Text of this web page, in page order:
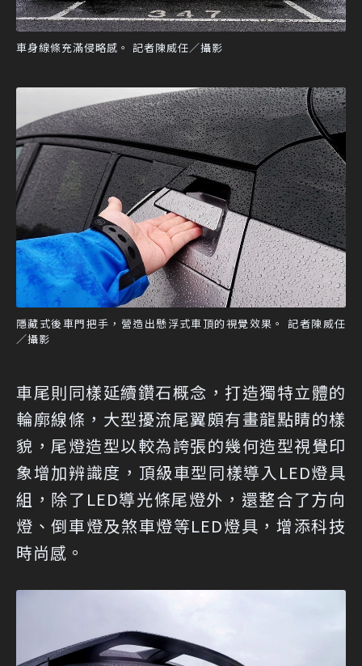
車身線條充滿侵略感。 記者陳威任／攝影
隱藏式後車門把手，營造出懸浮式車頂的視覺效果。 記者陳威任
／攝影
車尾則同樣延續鑽石概念，打造獨特立體的
輪廓線條，大型擾流尾翼頗有畫龍點睛的樣
貌，尾燈造型以較為誇張的幾何造型視覺印
象增加辨識度，頂級車型同樣導入LED燈具
組，除了LED導光條尾燈外，還整合了方向
燈、倒車燈及煞車燈等LED燈具，增添科技
時尚感。